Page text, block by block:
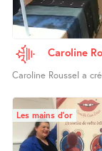
Caroline
Caroline Roussel a
Les mains d’or